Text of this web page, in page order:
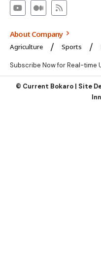
About Company
Agriculture Sports
Subscribe Now for Real-time
© Current Bokaro | Site